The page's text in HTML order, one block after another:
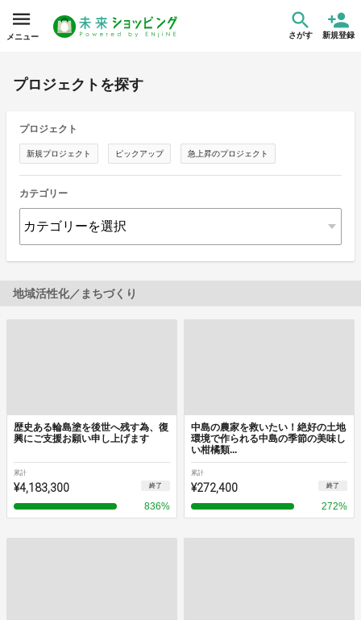
メニュー さがす 新規登録
プロジェクトを探す
プロジェクト
新規プロジェクト ピックアップ 急上昇のプロジェクト
カテゴリー
地域活性化／まちづくり
歴史ある輪島塗を後世へ残す為、復
興にご支援お願い申し上げます
累計
¥4,183,300 終了
836%
中島の農家を救いたい！絶好の土地
環境で作られる中島の季節の美味し
い柑橘類...
累計
¥272,400 終了
272%